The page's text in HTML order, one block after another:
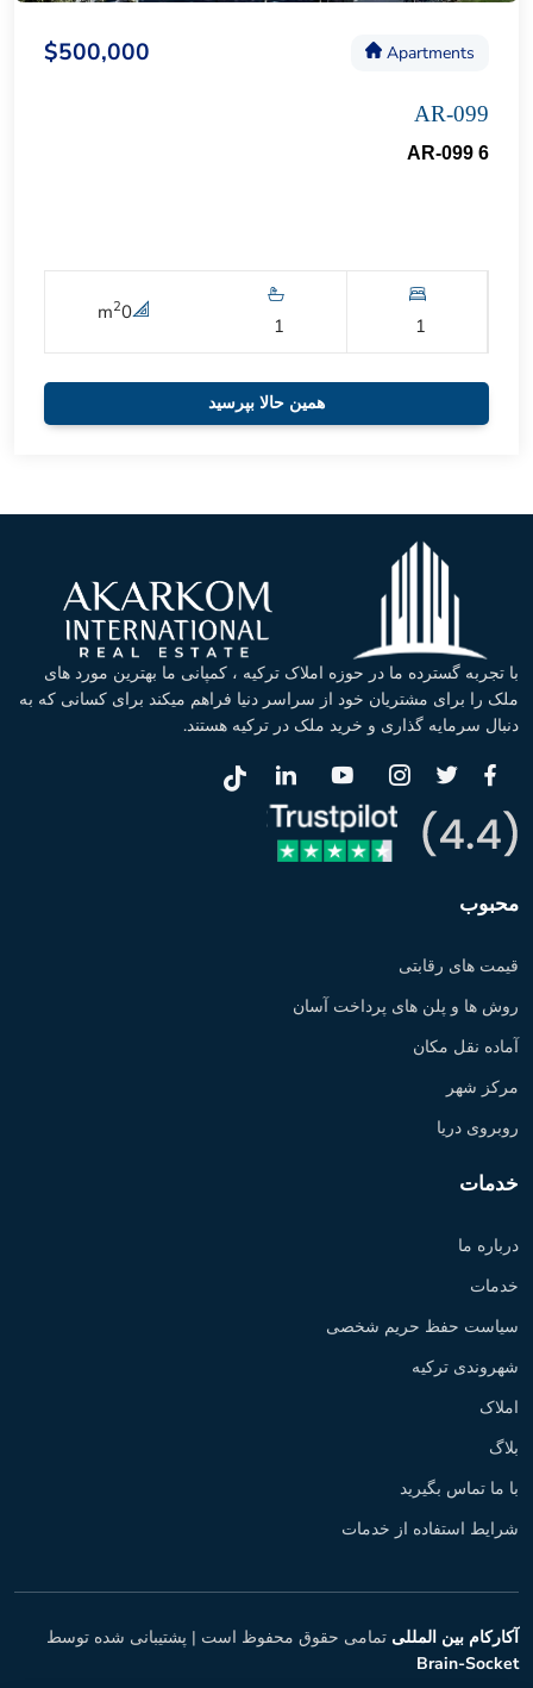
Apartments
$500,000
AR-099
AR-099 6
1
1
0
m2
همین حالا بپرسید
با تجربه گسترده ما در حوزه املاک ترکیه ، کمپانی ما بهترین مورد های
ملک را برای مشتریان خود از سراسر دنیا فراهم میکند برای کسانی که به
دنبال سرمایه گذاری و خرید ملک در ترکیه هستند.
محبوب
قیمت های رقابتی
روش ها و پلن های پرداخت آسان
آماده نقل مکان
مرکز شهر
روبروی دریا
خدمات
درباره ما
خدمات
سیاست حفظ حریم شخصی
شهروندی ترکیه
املاک
بلاگ
با ما تماس بگیرید
شرایط استفاده از خدمات
آکارکام بین المللی تمامی حقوق محفوظ است | پشتیبانی شده توسط
Brain-Socket